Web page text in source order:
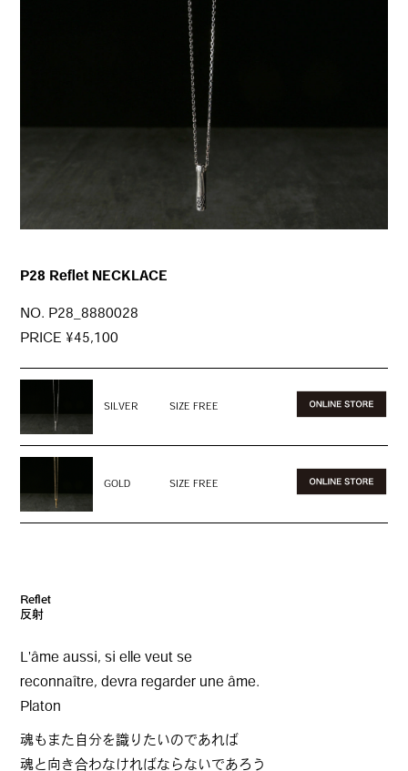
P28 Reflet NECKLACE
NO. P28_8880028
PRICE ¥45,100
SILVER SIZE FREE
GOLD SIZE FREE
Reflet
反射
L'âme aussi, si elle veut se
reconnaître, devra regarder une âme.
Platon
魂もまた自分を識りたいのであれば
魂と向き合わなければならないであろう